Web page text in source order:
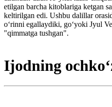
etilgan barcha kitoblariga ketgan
keltirilgan edi. Ushbu dalillar
o‘rinni egallaydiki, go‘yoki Jyul
"qimmatga tushgan".
Ijodning